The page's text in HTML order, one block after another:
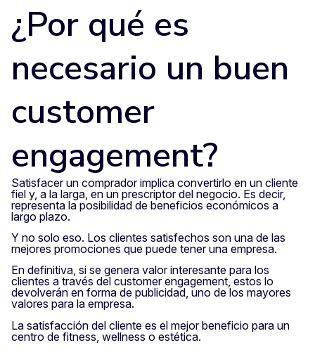
¿Por qué es
necesario un buen
customer
engagement?
Satisfacer un comprador implica convertirlo en un cliente
fiel y, a la larga, en un prescriptor del negocio. Es decir,
representa la posibilidad de beneficios económicos a
largo plazo.
Y no solo eso. Los clientes satisfechos son una de las
mejores promociones que puede tener una empresa.
En definitiva, si se genera valor interesante para los
clientes a través del customer engagement, estos lo
devolverán en forma de publicidad, uno de los mayores
valores para la empresa.
La satisfacción del cliente es el mejor beneficio para un
centro de fitness, wellness o estética.